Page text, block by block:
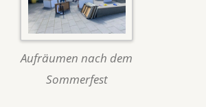
Aufräumen nach dem
Sommerfest